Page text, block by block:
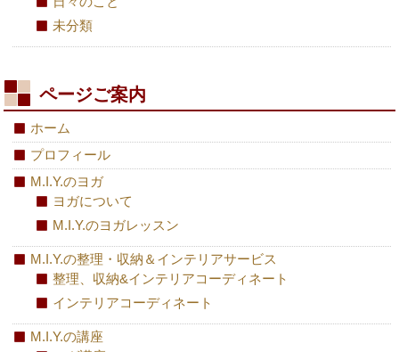
未分類
ページご案内
ホーム
プロフィール
M.I.Y.のヨガ
ヨガについて
M.I.Y.のヨガレッスン
M.I.Y.の整理・収納＆インテリアサービス
整理、収納&インテリアコーディネート
インテリアコーディネート
M.I.Y.の講座